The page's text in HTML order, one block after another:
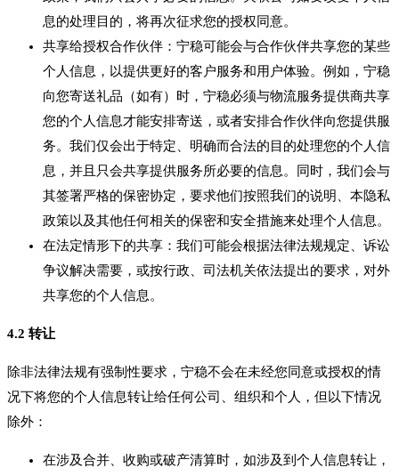
息的处理目的，将再次征求您的授权同意。
共享给授权合作伙伴：宁稳可能会与合作伙伴共享您的某些
个人信息，以提供更好的客户服务和用户体验。例如，宁稳
向您寄送礼品（如有）时，宁稳必须与物流服务提供商共享
您的个人信息才能安排寄送，或者安排合作伙伴向您提供服
务。我们仅会出于特定、明确而合法的目的处理您的个人信
息，并且只会共享提供服务所必要的信息。同时，我们会与
其签署严格的保密协定，要求他们按照我们的说明、本隐私
政策以及其他任何相关的保密和安全措施来处理个人信息。
在法定情形下的共享：我们可能会根据法律法规规定、诉讼
争议解决需要，或按行政、司法机关依法提出的要求，对外
共享您的个人信息。
4.2 转让
除非法律法规有强制性要求，宁稳不会在未经您同意或授权的情
况下将您的个人信息转让给任何公司、组织和个人，但以下情况
除外：
在涉及合并、收购或破产清算时，如涉及到个人信息转让，